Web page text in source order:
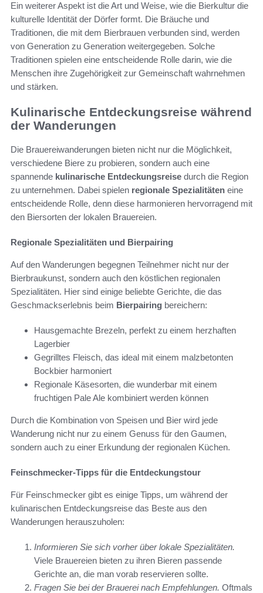
Ein weiterer Aspekt ist die Art und Weise, wie die Bierkultur die
kulturelle Identität der Dörfer formt. Die Bräuche und
Traditionen, die mit dem Bierbrauen verbunden sind, werden
von Generation zu Generation weitergegeben. Solche
Traditionen spielen eine entscheidende Rolle darin, wie die
Menschen ihre Zugehörigkeit zur Gemeinschaft wahrnehmen
und stärken.
Kulinarische Entdeckungsreise während
der Wanderungen
Die Brauereiwanderungen bieten nicht nur die Möglichkeit,
verschiedene Biere zu probieren, sondern auch eine
spannende kulinarische Entdeckungsreise durch die Region
zu unternehmen. Dabei spielen regionale Spezialitäten eine
entscheidende Rolle, denn diese harmonieren hervorragend mit
den Biersorten der lokalen Brauereien.
Regionale Spezialitäten und Bierpairing
Auf den Wanderungen begegnen Teilnehmer nicht nur der
Bierbraukunst, sondern auch den köstlichen regionalen
Spezialitäten. Hier sind einige beliebte Gerichte, die das
Geschmackserlebnis beim Bierpairing bereichern:
Hausgemachte Brezeln, perfekt zu einem herzhaften
Lagerbier
Gegrilltes Fleisch, das ideal mit einem malzbetonten
Bockbier harmoniert
Regionale Käsesorten, die wunderbar mit einem
fruchtigen Pale Ale kombiniert werden können
Durch die Kombination von Speisen und Bier wird jede
Wanderung nicht nur zu einem Genuss für den Gaumen,
sondern auch zu einer Erkundung der regionalen Küchen.
Feinschmecker-Tipps für die Entdeckungstour
Für Feinschmecker gibt es einige Tipps, um während der
kulinarischen Entdeckungsreise das Beste aus den
Wanderungen herauszuholen:
Informieren Sie sich vorher über lokale Spezialitäten.
Viele Brauereien bieten zu ihren Bieren passende
Gerichte an, die man vorab reservieren sollte.
Fragen Sie bei der Brauerei nach Empfehlungen. Oftmals